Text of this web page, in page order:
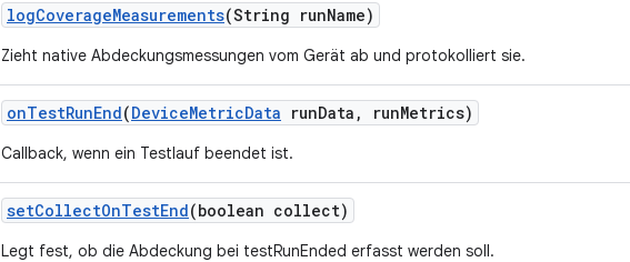
logCoverageMeasurements(String runName)
Zieht native Abdeckungsmessungen vom Gerät ab und protokolliert sie.
onTestRunEnd(DeviceMetricData runData , runMetrics)
Callback, wenn ein Testlauf beendet ist.
setCollectOnTestEnd(boolean collect)
Legt fest, ob die Abdeckung bei testRunEnded erfasst werden soll.